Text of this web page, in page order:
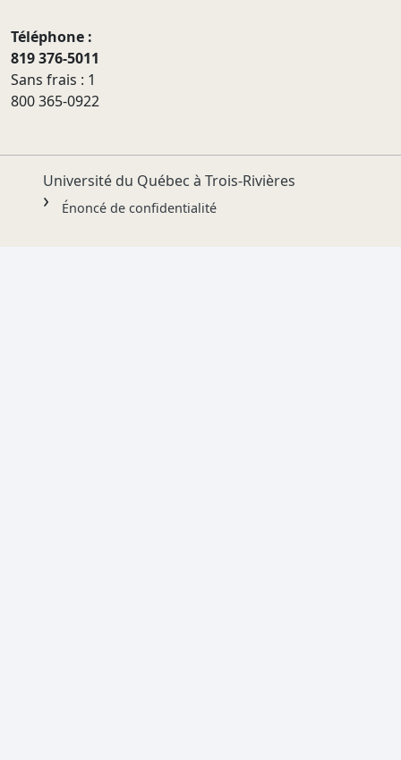
Téléphone :
819 376-5011
Sans frais : 1
800 365-0922
Université du Québec à Trois-Rivières
Énoncé de confidentialité